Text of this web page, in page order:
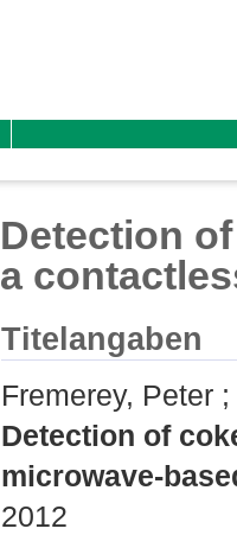
Detection
a
Titelangaben
Fremerey, Peter ;
Detection of
microwave-
2012